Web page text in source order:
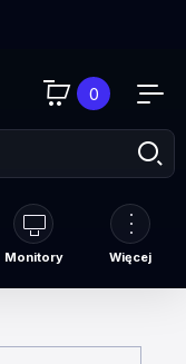
0
Monitory Więcej